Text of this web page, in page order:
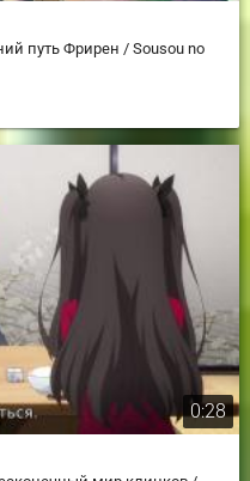
путь Фрирен / Sousou no
0:28